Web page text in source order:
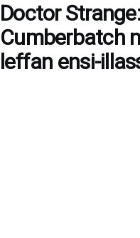
Doctor
Cumberbatch
leffan ensi-